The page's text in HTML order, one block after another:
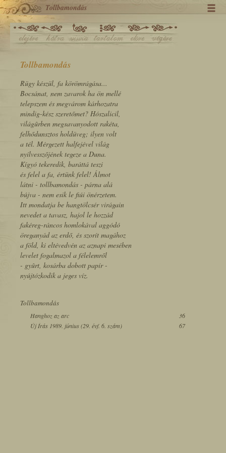
Tollbamondás
Tollbamondás
Rügy készül, fa körömrágása...
Bocsánat, nem zavarok ha ön mellé
telepszem és megvárom kárhozatra
mindig-kész szeretőmet? Hószalicil,
világûrben megsavanyodott rakéta,
felhődunsztos holdüveg; ilyen volt
a tél. Mérgezett halfejével világ
nyílvesszőjének tegeze a Duna.
Kígyó tekeredik, baráttá teszi
és felel a fa, értünk felel! Álmot
látni - tollbamondás - párna alá
bújva - nem esik le fiúi önérzetem.
Itt mondatja be hangtölcsér virágain
nevedet a tavasz, hajol le hozzád
fakéreg-ráncos homlokával aggódó
öreganyád az erdő, és szorít magához
a föld, ki eltévedvén az aznapi mesében
levelet fogalmazol a félelemről
- gyûrt, kosárba dobott papír -
nyújtózkodik a jeges víz.
Tollbamondás
Hanghoz az arc
36
Új Írás 1989. június (29. évf. 6. szám)
67